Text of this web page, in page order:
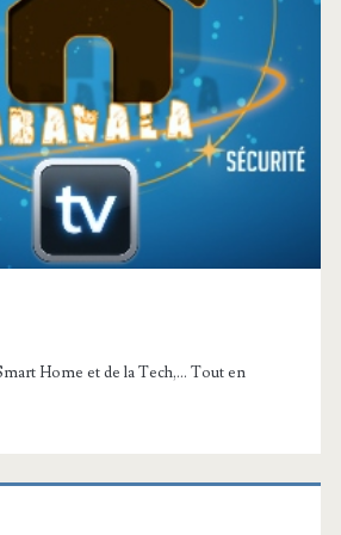
Home et de la Tech,... Tout en